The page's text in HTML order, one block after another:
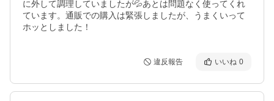
に外して調理していましたが💦あとは問題なく使ってくれ
ています。通販での購入は緊張しましたが、うまくいって
ホッとしました！
違反報告 いいね 0